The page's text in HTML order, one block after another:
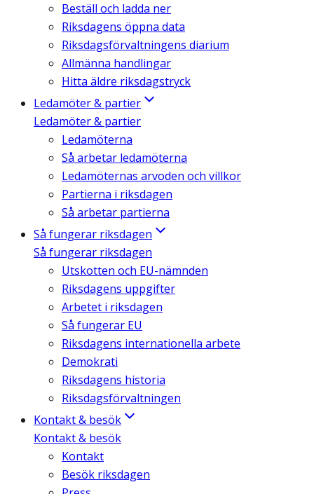
Beställ och ladda ner
Riksdagens öppna data
Riksdagsförvaltningens diarium
Allmänna handlingar
Hitta äldre riksdagstryck
Ledamöter & partier
Ledamöter & partier
Ledamöterna
Så arbetar ledamöterna
Ledamöternas arvoden och villkor
Partierna i riksdagen
Så arbetar partierna
Så fungerar riksdagen
Så fungerar riksdagen
Utskotten och EU-nämnden
Riksdagens uppgifter
Arbetet i riksdagen
Så fungerar EU
Riksdagens internationella arbete
Demokrati
Riksdagens historia
Riksdagsförvaltningen
Kontakt & besök
Kontakt & besök
Kontakt
Besök riksdagen